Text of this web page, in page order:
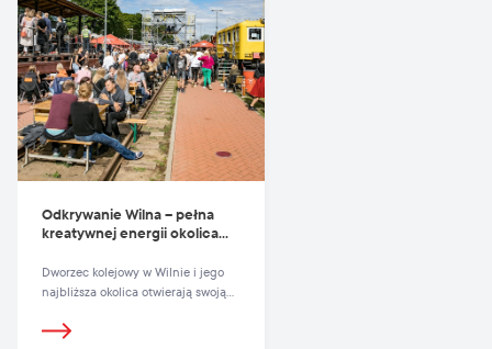
Odkrywanie Wilna – pełna
kreatywnej energii okolica
Dworzec kolejowy w Wilnie i jego
najbliższa okolica otwierają swoją